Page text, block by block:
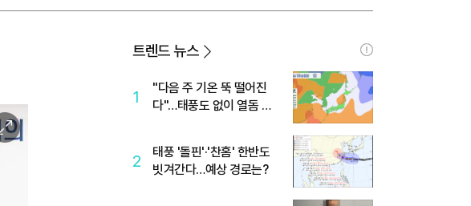
트
트
트렌드 뉴스
1
"다음 주 기온 뚝 떨어진
다"…태풍도 없이 열돔 박
2
태풍 '돌핀'·'찬홈' 한반도
빗겨간다…예상 경로는?